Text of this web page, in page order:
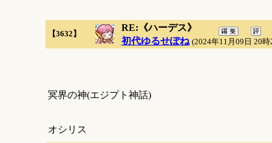
【3632】
RE:《ハーデス》
初代ゆるせぽね (2024年11月09日 20時
冥界の神(エジプト神話)
オシリス